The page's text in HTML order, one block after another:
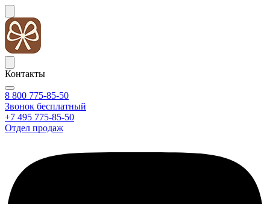
Контакты
8 800 775-85-50
Звонок бесплатный
+7 495 775-85-50
Отдел продаж